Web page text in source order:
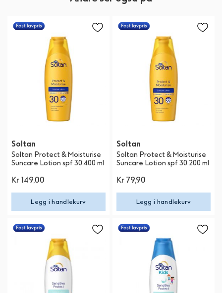
Soltan
Soltan Protect & Moisturise
Suncare Lotion spf 30 400 ml
Kr 149,00
Legg i handlekurv
Soltan
Soltan Protect & Moisturise
Suncare Lotion spf 30 200 ml
Kr 79,90
Legg i handlekurv